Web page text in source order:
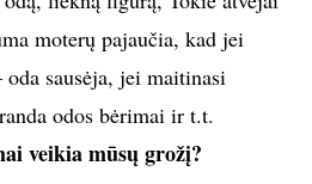
kiekio fermentų, gaunamų
mūsų išvaizdoje?
žmonių tai tikrai